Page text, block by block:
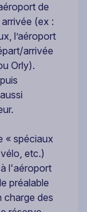
de
(ex :
l’aéroport
arrivée
Orly).
« spéciaux
etc.)
l'aéroport
préalable
charge des